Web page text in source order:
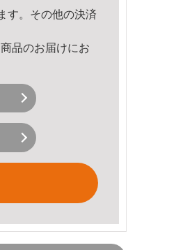
す。その他の決済
品のお届けにお